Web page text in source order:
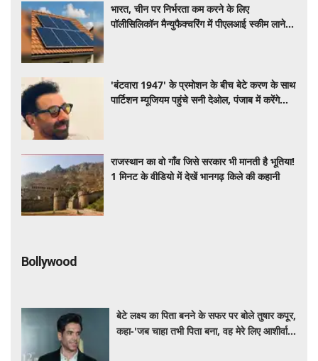
भारत, चीन पर निर्भरता कम करने के लिए
पॉलीसिलिकॉन मैन्युफैक्चरिंग में पीएलआई स्कीम लाने
'बंटवारा 1947' के प्रमोशन के बीच बेटे करण के साथ
पार्टिशन म्यूजियम पहुंचे सनी देओल, पंजाब में करेंगे
राजस्थान का वो गाँव जिसे सरकार भी मानती है भूतिया!
1 मिनट के वीडियो में देखें भानगढ़ किले की कहानी
Bollywood
बेटे लक्ष्य का पिता बनने के सफर पर बोले तुषार कपूर,
कहा-'जब चाहा तभी पिता बना, वह मेरे लिए आशीर्वाद